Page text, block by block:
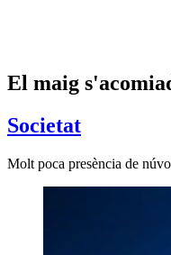
El maig
Societat
Molt poca presència de